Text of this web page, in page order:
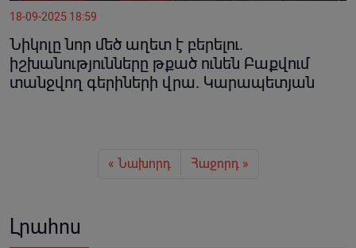
18-09-2025 18:59
Նիկոլը նոր մեծ աղետ է բերելու.
իշխանությունները թքած ունեն Բաքվում
տանջվող գերիների վրա. Կարապետյան
« Նախորդ Հաջորդ »
Լրահոս